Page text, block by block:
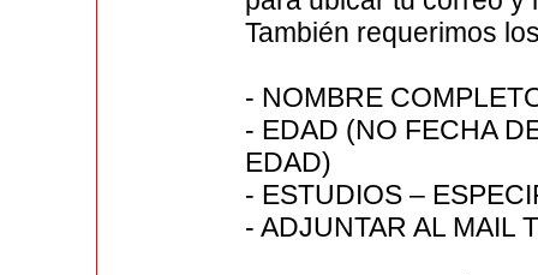
También requerimos
- NOMBRE
- EDAD (NO FECHA
EDAD)
- ESTUDIOS –
- ADJUNTAR AL MAIL